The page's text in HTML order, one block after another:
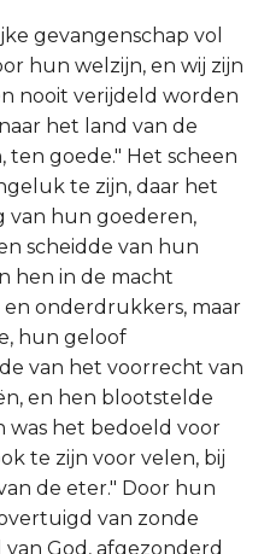
gevangenschap vol
hun welzijn, en wij zijn
nooit verijdeld worden
het land van de
goede." Het scheen
te zijn, daar het
van hun goederen,
scheidde van hun
hen in de macht
onderdrukkers, maar
hun geloof
van het voorrecht van
en hen blootstelde
was het bedoeld voor
te zijn voor velen, bij
de eter." Door hun
van zonde
God, afgezonderd